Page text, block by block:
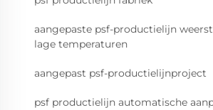
aangepaste psf-productielijn
lage temperaturen
aangepast psf-productielijnproject
psf productielijn automatische